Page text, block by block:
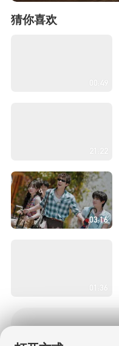
猜你喜欢
00:49
21:22
03:16
01:36